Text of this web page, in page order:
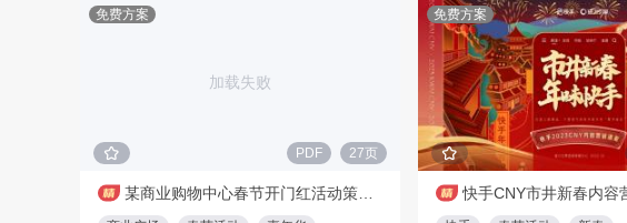
加载失败
免费方案
PDF 27页
某商业购物中心春节开门红活动策划方案
免费方案
快手CNY市井新春内容